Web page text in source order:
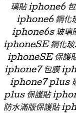
璃貼 iphone6
iphone6 鋼化
iphone6s 玻璃
iphoneSE 鋼化
iphoneSE 保護
iphone7 包膜
iphone7 plus
plus 保護貼
防水滿版保護貼